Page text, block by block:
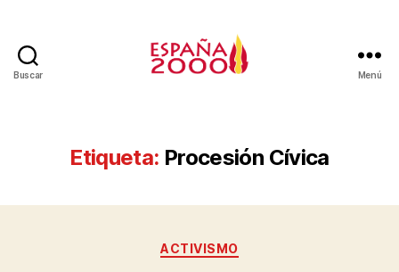
Buscar Menú
Etiqueta: Procesión Cívica
ACTIVISMO